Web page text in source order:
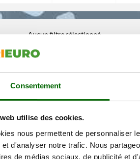
Consentement
utilise des cookies.
nous permettent de personnaliser
et d'analyser notre trafic. Nous
de médias sociaux, de publicité et
Aucun filtre sélectionné